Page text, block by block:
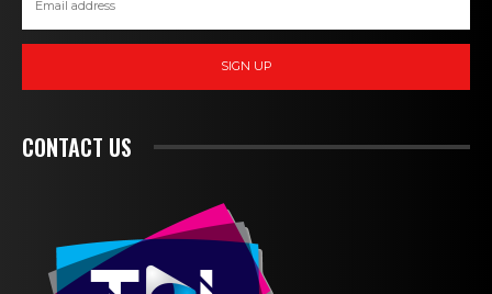
SIGN UP
CONTACT US